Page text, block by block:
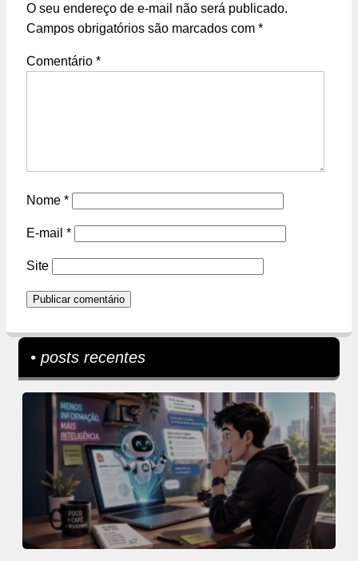
O seu endereço de e-mail não será publicado.
Campos obrigatórios são marcados com *
Comentário *
Nome *
E-mail *
Site
• posts recentes